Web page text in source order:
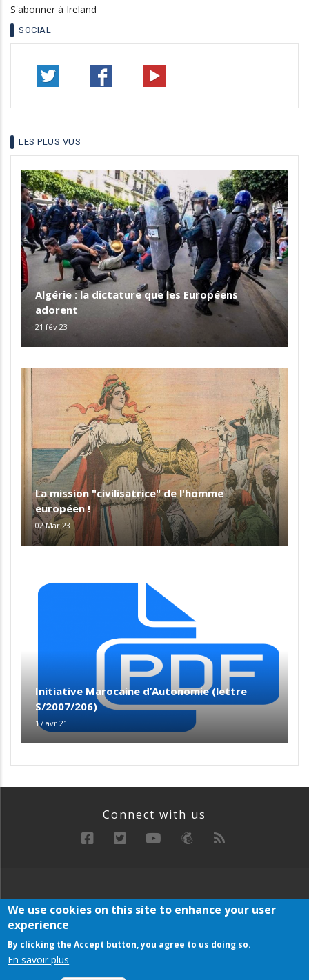
S'abonner à Ireland
SOCIAL
LES PLUS VUS
Algérie : la dictature que les Européens
adorent
21 fév 23
La mission "civilisatrice" de l'homme
européen !
02 Mar 23
Initiative Marocaine d’Autonomie (lettre
S/2007/206)
17 avr 21
Connect with us
Below
Footer
Menu
RECHERCHE MANIFESTE
ARCHIVE
We use cookies on this site to enhance your user
experience
By clicking the Accept button, you agree to us doing so.
En savoir plus